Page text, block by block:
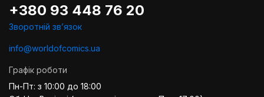
+380 93 448 76 20
Зворотній звʼязок
info@worldofcomics.ua
Графік роботи
Пн-Пт: з 10:00 до 18:00